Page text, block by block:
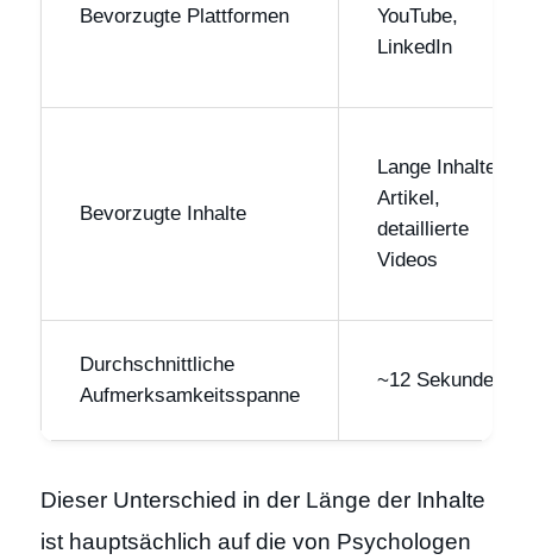
Bevorzugte Plattformen
YouTube,
LinkedIn
Bevorzugte Inhalte
Lange Inhalte,
Artikel,
detaillierte
Videos
Durchschnittliche
Aufmerksamkeitsspanne
~12 Sekunden
Dieser Unterschied in der Länge der Inhalte
ist hauptsächlich auf die von Psychologen